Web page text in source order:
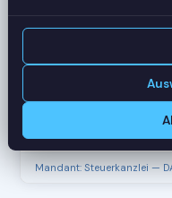
CPU
Mandant: Steuerkanzlei —